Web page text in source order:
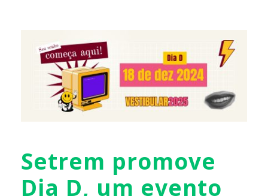
Setrem promove
Dia D, um evento